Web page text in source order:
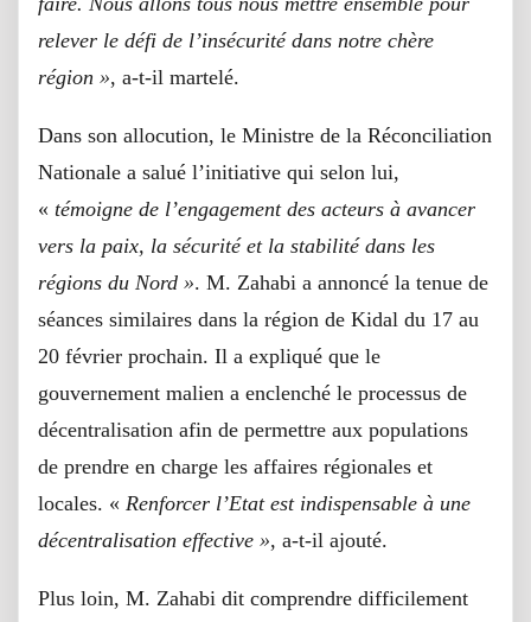
relever le défi de l’insécurité dans notre chère
région », a-t-il martelé.
Dans son allocution, le Ministre de la Réconciliation
Nationale a salué l’initiative qui selon lui,
« témoigne de l’engagement des acteurs à avancer
vers la paix, la sécurité et la stabilité dans les
régions du Nord ». M. Zahabi a annoncé la tenue de
séances similaires dans la région de Kidal du 17 au
20 février prochain. Il a expliqué que le
gouvernement malien a enclenché le processus de
décentralisation afin de permettre aux populations
de prendre en charge les affaires régionales et
locales. « Renforcer l’Etat est indispensable à une
décentralisation effective », a-t-il ajouté.
Plus loin, M. Zahabi dit comprendre difficilement